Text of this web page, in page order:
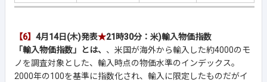
【6】 4月14日(木)発表★21時30分：米)輸入物価指数
「輸入物価指数」とは、 、米国が海外から輸入した約4000のモ
ノを調査対象とした、輸入時点の物価水準のインデックス。
2000年の100を基準に指数化され、輸入に限定したものだがイ